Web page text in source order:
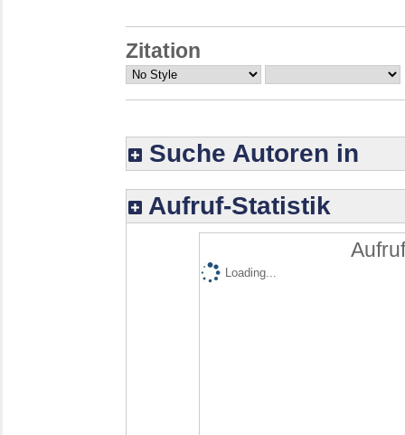
Zitation
Suche Autoren in
Aufruf-Statistik
Loading...